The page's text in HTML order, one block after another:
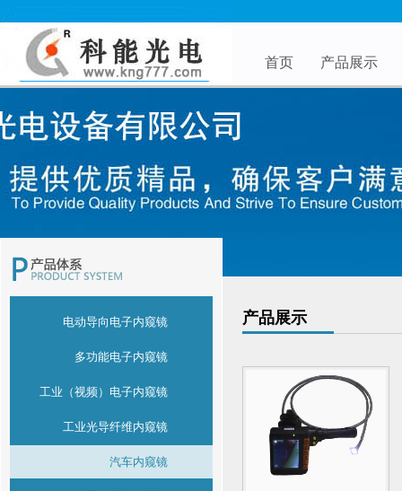
首页 产品展示
电动导向电子内窥镜
多功能电子内窥镜
工业（视频）电子内窥镜
工业光导纤维内窥镜
汽车内窥镜
产品展示